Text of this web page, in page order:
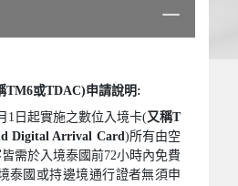
TM6或TDAC)申請說明:
1日起實施之數位入境卡(又稱T
Digital Arrival Card)所有由空
需於入境泰國前72小時內免費
泰國或持邊境通行證者無須申